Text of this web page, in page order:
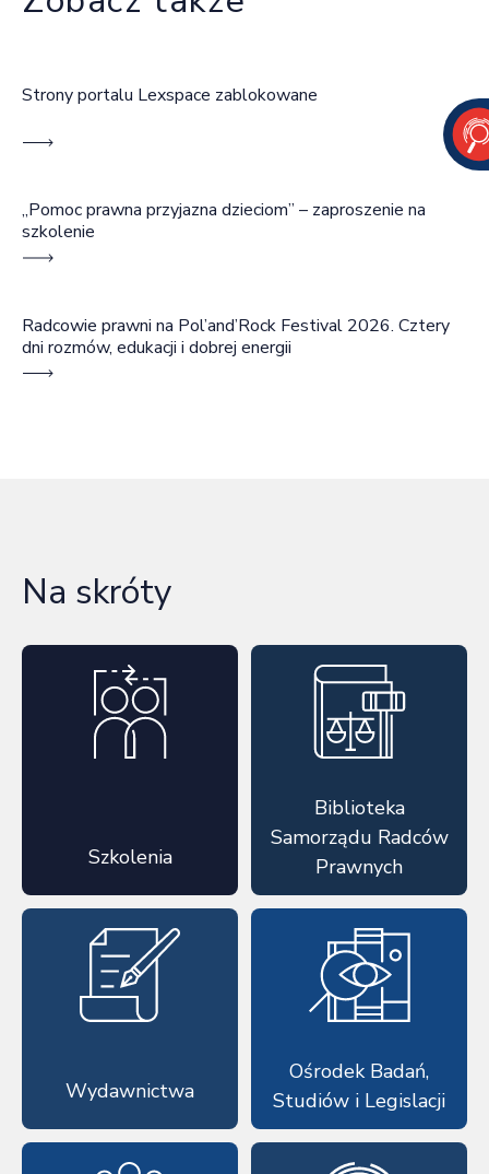
Strony portalu Lexspace zablokowane
„Pomoc prawna przyjazna dzieciom” – zaproszenie na
szkolenie
Radcowie prawni na Pol’and’Rock Festival 2026. Cztery
dni rozmów, edukacji i dobrej energii
Na skróty
Szkolenia
Biblioteka
Samorządu Radców
Prawnych
Wydawnictwa
Ośrodek Badań,
Studiów i Legislacji